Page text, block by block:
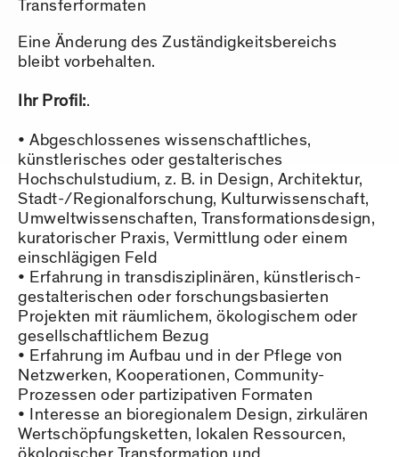
Transferformaten
Eine Änderung des Zuständigkeitsbereichs
bleibt vorbehalten.
Ihr Profil:.
Abgeschlossenes wissenschaftliches,
künstlerisches oder gestalterisches
Hochschulstudium, z. B. in Design, Architektur,
Stadt-/Regionalforschung, Kulturwissenschaft,
Umweltwissenschaften, Transformationsdesign,
kuratorischer Praxis, Vermittlung oder einem
einschlägigen Feld
Erfahrung in transdisziplinären, künstlerisch-
gestalterischen oder forschungsbasierten
Projekten mit räumlichem, ökologischem oder
gesellschaftlichem Bezug
Erfahrung im Aufbau und in der Pflege von
Netzwerken, Kooperationen, Community-
Prozessen oder partizipativen Formaten
Interesse an bioregionalem Design, zirkulären
Wertschöpfungsketten, lokalen Ressourcen,